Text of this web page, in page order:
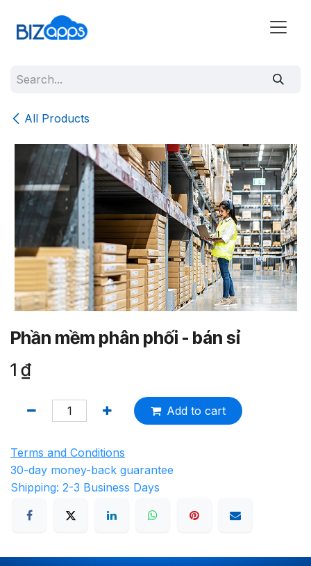
All Products
Phần mềm phân phối - bán sỉ
1 ₫
Add to cart
Terms and Conditions
30-day money-back guarantee
Shipping: 2-3 Business Days